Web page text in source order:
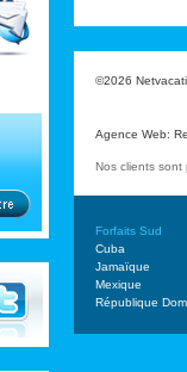
©2026
Agence Web:
Nos clients sont
Forfaits Sud
Cuba
Jamaïque
Mexique
République